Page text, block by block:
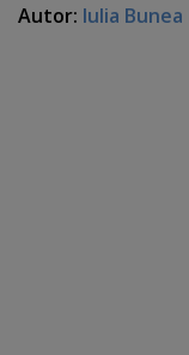
Autor: Iulia Bunea